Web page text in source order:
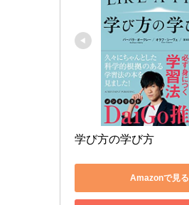
学び方の学び方
Amazonで見る